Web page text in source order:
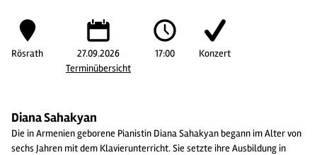
Rösrath
27.09.2026
Terminübersicht
17:00 Konzert
Diana Sahakyan
Die in Armenien geborene Pianistin Diana Sahakyan begann im Alter von
sechs Jahren mit dem Klavierunterricht. Sie setzte ihre Ausbildung in